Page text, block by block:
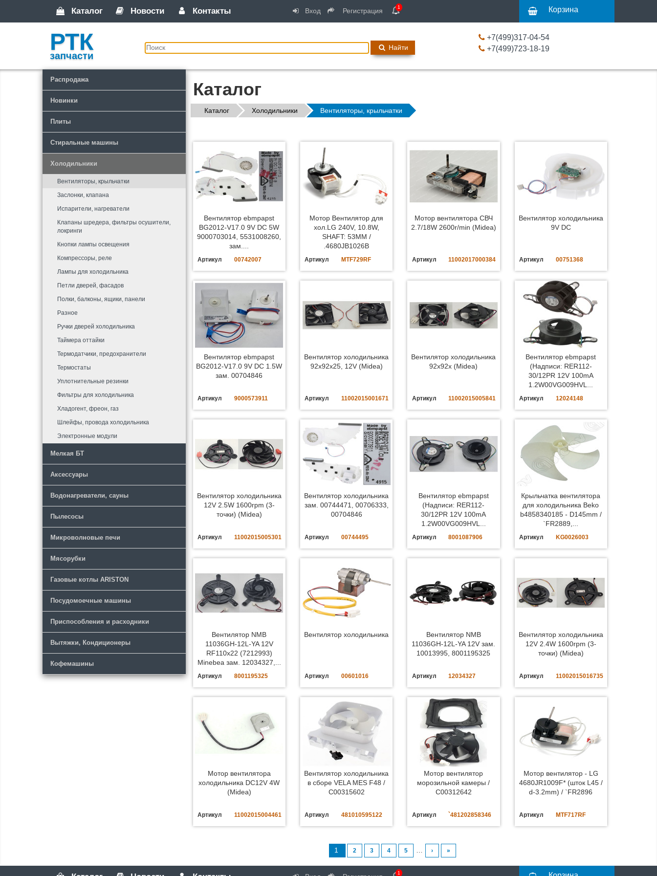
Каталог Новости Контакты Вход Регистрация 1 Корзина
РТК
запчасти
Найти
+7(499)317-04-54
+7(499)723-18-19
Распродажа
Новинки
Плиты
Стиральные машины
Холодильники
Вентиляторы, крыльчатки
Заслонки, клапана
Испарители, нагреватели
Клапаны шредера, фильтры осушители,
локринги
Кнопки лампы освещения
Компрессоры, реле
Лампы для холодильника
Петли дверей, фасадов
Полки, балконы, ящики, панели
Разное
Ручки дверей холодильника
Таймера оттайки
Термодатчики, предохранители
Термостаты
Уплотнительные резинки
Фильтры для холодильника
Хладогент, фреон, газ
Шлейфы, провода холодильника
Электронные модули
Мелкая БТ
Аксессуары
Водонагреватели, сауны
Пылесосы
Микроволновые печи
Мясорубки
Газовые котлы ARISTON
Посудомоечные машины
Приспособления и расходники
Вытяжки, Кондиционеры
Кофемашины
Каталог
Каталог Холодильники Вентиляторы, крыльчатки
Вентилятор ebmpapst
BG2012-V17.0 9V DC 5W
9000703014, 5531008260,
зам....
Артикул 00742007
Мотор Вентилятор для
хол.LG 240V, 10.8W,
SHAFT: 53MM /
.4680JB1026B
Артикул MTF729RF
Мотор вентилятора СВЧ
2.7/18W 2600r/min (Midea)
Артикул 11002017000384
Вентилятор холодильника
9V DC
Артикул 00751368
Вентилятор ebmpapst
BG2012-V17.0 9V DC 1.5W
зам. 00704846
Артикул 9000573911
Вентилятор холодильника
92x92x25, 12V (Midea)
Артикул 11002015001671
Вентилятор холодильника
92x92x (Midea)
Артикул 11002015005841
Вентилятор ebmpapst
(Надписи: RER112-
30/12PR 12V 100mA
1.2W00VG009HVL...
Артикул 12024148
Вентилятор холодильника
12V 2.5W 1600rpm (3-
точки) (Midea)
Артикул 11002015005301
Вентилятор холодильника
зам. 00744471, 00706333,
00704846
Артикул 00744495
Вентилятор ebmpapst
(Надписи: RER112-
30/12PR 12V 100mA
1.2W00VG009HVL...
Артикул 8001087906
Крыльчатка вентилятора
для холодильника Beko
b4858340185 - D145mm /
`FR2889,...
Артикул KG0026003
Вентилятор NMB
11036GH-12L-YA 12V
RF110x22 (7212993)
Minebea зам. 12034327,...
Артикул 8001195325
Вентилятор холодильника
Артикул 00601016
Вентилятор NMB
11036GH-12L-YA 12V зам.
10013995, 8001195325
Артикул 12034327
Вентилятор холодильника
12V 2.4W 1600rpm (3-
точки) (Midea)
Артикул 11002015016735
Мотор вентилятора
холодильника DC12V 4W
(Midea)
Артикул 11002015004461
Вентилятор холодильника
в сборе VELA MES F48 /
C00315602
Артикул 481010595122
Мотор вентилятор
морозильной камеры /
C00312642
Артикул `481202858346
Мотор вентилятор - LG
4680JR1009F* (шток L45 /
d-3.2mm) / `FR2896
Артикул MTF717RF
1 2 3 4 5 › »
1